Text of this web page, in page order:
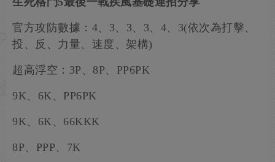
官方攻防數據：4、3、3、3、4、3(依次為打擊、
投、反、力量、速度、架構)
超高浮空：3P、8P、PP6PK
9K、6K、PP6PK
9K、6K、66KKK
8P、PPP、7K